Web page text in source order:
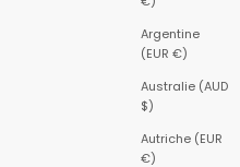
Argentine
(EUR €)
Australie (AUD
$)
Autriche (EUR
€)